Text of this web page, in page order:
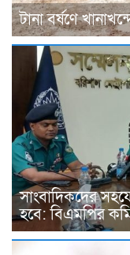
টানা বর্ষণে
সাংবাদিকদের
হবে: বিএমপির